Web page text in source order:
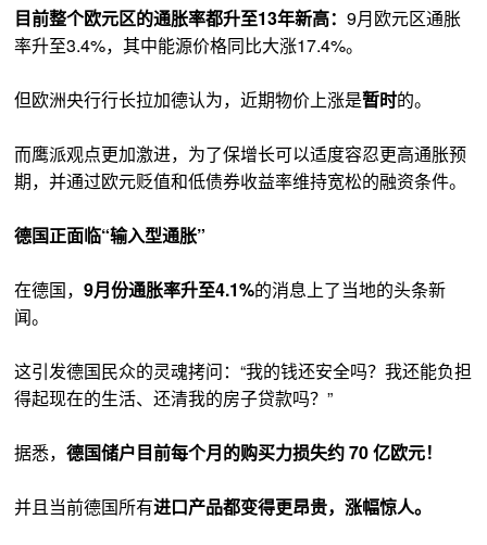
目前整个欧元区的通胀率都升至13年新高：9月欧元区通胀
率升至3.4%，其中能源价格同比大涨17.4%。
但欧洲央行行长拉加德认为，近期物价上涨是暂时的。
而鹰派观点更加激进，为了保增长可以适度容忍更高通胀预
期，并通过欧元贬值和低债券收益率维持宽松的融资条件。
德国正面临“输入型通胀”
在德国，9月份通胀率升至4.1%的消息上了当地的头条新
闻。
这引发德国民众的灵魂拷问：“我的钱还安全吗？我还能负担
得起现在的生活、还清我的房子贷款吗？”
据悉，德国储户目前每个月的购买力损失约 70 亿欧元！
并且当前德国所有进口产品都变得更昂贵，涨幅惊人。